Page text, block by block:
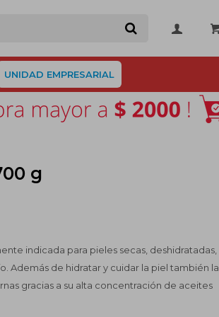
UNIDAD EMPRESARIAL
g
indicada para pieles secas, deshidratadas,
Además de hidratar y cuidar la piel también la
gracias a su alta concentración de aceites